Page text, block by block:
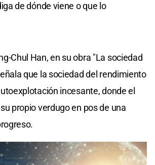
de dónde viene o que lo
Chul Han, en su obra "La sociedad
que la sociedad del rendimiento
incesante, donde el
propio verdugo en pos de una